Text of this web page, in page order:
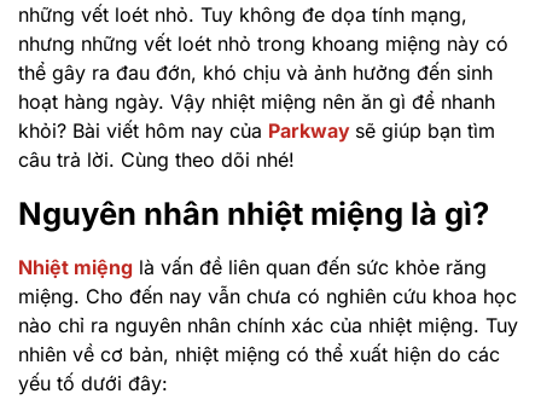
những vết loét nhỏ. Tuy không đe dọa tính mạng,
nhưng những vết loét nhỏ trong khoang miệng này có
thể gây ra đau đớn, khó chịu và ảnh hưởng đến sinh
hoạt hàng ngày. Vậy nhiệt miệng nên ăn gì để nhanh
khỏi? Bài viết hôm nay của Parkway sẽ giúp bạn tìm
câu trả lời. Cùng theo dõi nhé!
Nguyên nhân nhiệt miệng là gì?
Nhiệt miệng là vấn đề liên quan đến sức khỏe răng
miệng. Cho đến nay vẫn chưa có nghiên cứu khoa học
nào chỉ ra nguyên nhân chính xác của nhiệt miệng. Tuy
nhiên về cơ bản, nhiệt miệng có thể xuất hiện do các
yếu tố dưới đây: